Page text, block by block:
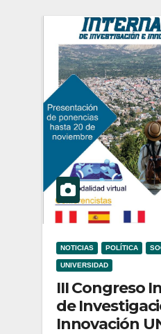
NOTICIAS POLÍTICA
UNIVERSIDAD
III Congreso
de
Innovación